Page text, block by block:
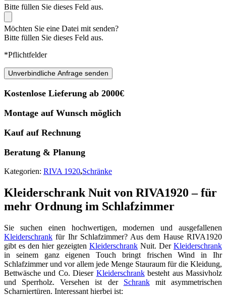
Bitte füllen Sie dieses Feld aus.
Möchten Sie eine Datei mit senden?
Bitte füllen Sie dieses Feld aus.
*Pflichtfelder
Unverbindliche Anfrage senden
Kostenlose Lieferung ab 2000€
Montage auf Wunsch möglich
Kauf auf Rechnung
Beratung & Planung
Kategorien: RIVA 1920,Schränke
Kleiderschrank Nuit von RIVA1920 – für
mehr Ordnung im Schlafzimmer
Sie suchen einen hochwertigen, modernen und ausgefallenen
Kleiderschrank für Ihr Schlafzimmer? Aus dem Hause RIVA1920
gibt es den hier gezeigten Kleiderschrank Nuit. Der Kleiderschrank
in seinem ganz eigenen Touch bringt frischen Wind in Ihr
Schlafzimmer und vor allem jede Menge Stauraum für die Kleidung,
Bettwäsche und Co. Dieser Kleiderschrankbesteht aus Massivholz
und Sperrholz. Versehen ist der Schrankmit asymmetrischen
Scharniertüren. Interessant hierbei ist: